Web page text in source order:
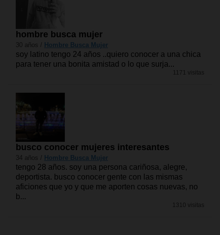
hombre busca mujer
30 años / Hombre Busca Mujer
soy latino tengo 24 años ..quiero conocer a una chica
para tener una bonita amistad o lo que surja...
1171 visitas
busco conocer mujeres interesantes
34 años / Hombre Busca Mujer
tengo 28 años. soy una persona cariñosa, alegre,
deportista. busco conocer gente con las mismas
aficiones que yo y que me aporten cosas nuevas, no
b...
1310 visitas